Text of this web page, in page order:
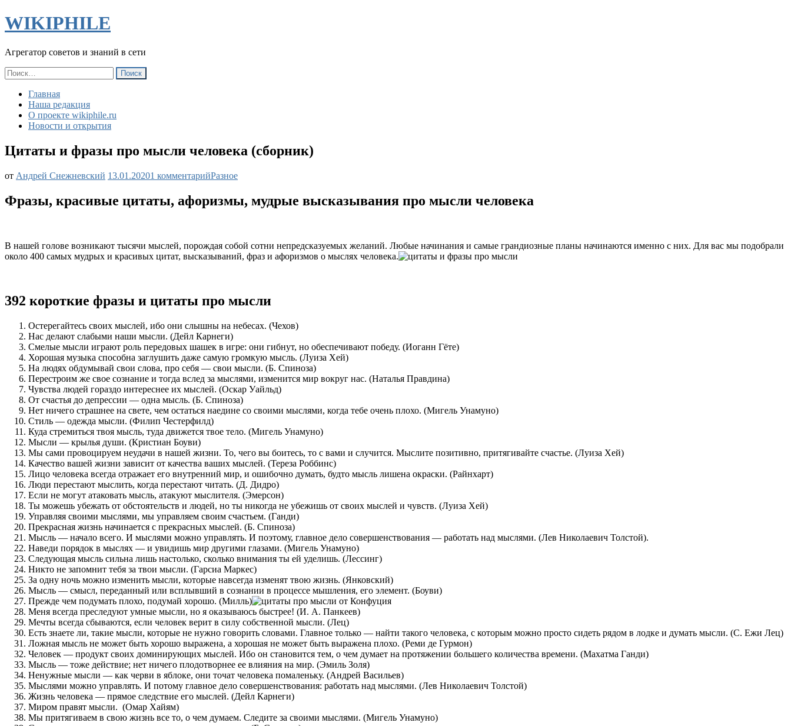
WIKIPHILE
Агрегатор советов и знаний в сети
Найти:
Главная
Наша редакция
О проекте wikiphile.ru
Новости и открытия
Цитаты и фразы про мысли человека (сборник)
от Андрей Снежневский 13.01.20201 комментарийк
и
человека
(сборник)
Разное
Фразы, красивые цитаты, афоризмы, мудрые высказывания про мысли человека
В нашей голове возникают тысячи мыслей, порождая собой сотни непредсказуемых желаний. Любые начинания и самые грандиозные планы начинаются именно с них. Для вас мы подобрали
около 400 самых мудрых и красивых цитат, высказываний, фраз и афоризмов о мыслях человека.
392 короткие фразы и цитаты про мысли
Остерегайтесь своих мыслей, ибо они слышны на небесах. (Чехов)
Нас делают слабыми наши мысли. (Дейл Карнеги)
Смелые мысли играют роль передовых шашек в игре: они гибнут, но обеспечивают победу. (Иоганн Гёте)
Хорошая музыка способна заглушить даже самую громкую мысль. (Луиза Хей)
На людях обдумывай свои слова, про себя — свои мысли. (Б. Спиноза)
Перестроим же свое сознание и тогда вслед за мыслями, изменится мир вокруг нас. (Наталья Правдина)
Чувства людей гораздо интереснее их мыслей. (Оскар Уайльд)
От счастья до депрессии — одна мысль. (Б. Спиноза)
Нет ничего страшнее на свете, чем остаться наедине со своими мыслями, когда тебе очень плохо. (Мигель Унамуно)
Стиль — одежда мысли. (Филип Честерфилд)
Куда стремиться твоя мысль, туда движется твое тело. (Мигель Унамуно)
Мысли — крылья души. (Кристиан Боуви)
Мы сами провоцируем неудачи в нашей жизни. То, чего вы боитесь, то с вами и случится. Мыслите позитивно, притягивайте счастье. (Луиза Хей)
Качество вашей жизни зависит от качества ваших мыслей. (Тереза Роббинс)
Лицо человека всегда отражает его внутренний мир, и ошибочно думать, будто мысль лишена окраски. (Райнхарт)
Люди перестают мыслить, когда перестают читать. (Д. Дидро)
Если не могут атаковать мысль, атакуют мыслителя. (Эмерсон)
Ты можешь убежать от обстоятельств и людей, но ты никогда не убежишь от своих мыслей и чувств. (Луиза Хей)
Управляя своими мыслями, мы управляем своим счастьем. (Ганди)
Прекрасная жизнь начинается с прекрасных мыслей. (Б. Спиноза)
Мысль — начало всего. И мыслями можно управлять. И поэтому, главное дело совершенствования — работать над мыслями. (Лев Николаевич Толстой).
Наведи порядок в мыслях — и увидишь мир другими глазами. (Мигель Унамуно)
Следующая мысль сильна лишь настолько, сколько внимания ты ей уделишь. (Лессинг)
Никто не запомнит тебя за твои мысли. (Гарсиа Маркес)
За одну ночь можно изменить мысли, которые навсегда изменят твою жизнь. (Янковский)
Мысль — смысл, переданный или всплывший в сознании в процессе мышления, его элемент. (Боуви)
Прежде чем подумать плохо, подумай хорошо. (Милль)
Меня всегда преследуют умные мысли, но я оказываюсь быстрее! (И. А. Панкеев)
Мечты всегда сбываются, если человек верит в силу собственной мысли. (Лец)
Есть знаете ли, такие мысли, которые не нужно говорить словами. Главное только — найти такого человека, с которым можно просто сидеть рядом в лодке и думать мысли. (С. Ежи Лец)
Ложная мысль не может быть хорошо выражена, а хорошая не может быть выражена плохо. (Реми де Гурмон)
Человек — продукт своих доминирующих мыслей. Ибо он становится тем, о чем думает на протяжении большего количества времени. (Махатма Ганди)
Мысль — тоже действие; нет ничего плодотворнее ее влияния на мир. (Эмиль Золя)
Ненужные мысли — как черви в яблоке, они точат человека помаленьку. (Андрей Васильев)
Мыслями можно управлять. И потому главное дело совершенствования: работать над мыслями. (Лев Николаевич Толстой)
Жизнь человека — прямое следствие его мыслей. (Дейл Карнеги)
Миром правят мысли. (Омар Хайям)
Мы притягиваем в свою жизнь все то, о чем думаем. Следите за своими мыслями. (Мигель Унамуно)